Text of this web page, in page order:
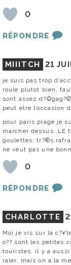
0
RÉPONDRE
MIIITCH 21
je suis pas trop
roule plutot bien,
sont assez
peut etre l’occasion
pour paris plage je
marcher dessus. LE
goulettes: tr?®s
ne veut pas une
0
RÉPONDRE
CHARLOTTE
Moi je vis sur la
o?? sont les petites
touristes, il y a
raler, mais on a la